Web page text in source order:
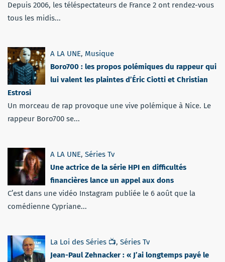
Depuis 2006, les téléspectateurs de France 2 ont rendez-vous
tous les midis...
A LA UNE, Musique
Boro700 : les propos polémiques du rappeur qui
lui valent les plaintes d’Éric Ciotti et Christian
Estrosi
Un morceau de rap provoque une vive polémique à Nice. Le
rappeur Boro700 se...
A LA UNE, Séries Tv
Une actrice de la série HPI en difficultés
financières lance un appel aux dons
C’est dans une vidéo Instagram publiée le 6 août que la
comédienne Cypriane...
La Loi des Séries 📺, Séries Tv
Jean-Paul Zehnacker : « J’ai longtemps payé le